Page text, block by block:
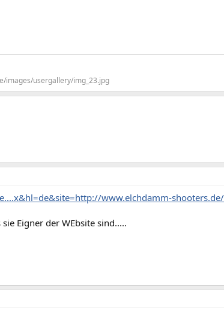
images/usergallery/img_23.jpg
www.elchdamm-shooters.de/
Eigner der WEbsite sind.....